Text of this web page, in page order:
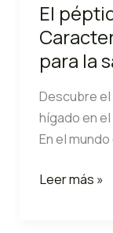
El
para la
Descubre
hígado en
En el
El
Leer más »